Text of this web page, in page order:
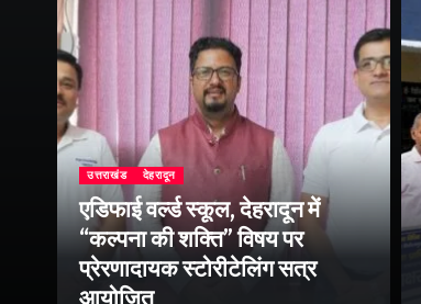
उत्तराखंड देहरादून
एडिफाई वर्ल्ड स्कूल, देहरादून में
“कल्पना की शक्ति” विषय पर
प्रेरणादायक स्टोरीटेलिंग सत्र